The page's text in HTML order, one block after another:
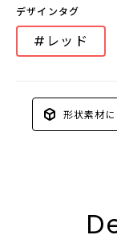
デザインタグ
#レッド
形状素材